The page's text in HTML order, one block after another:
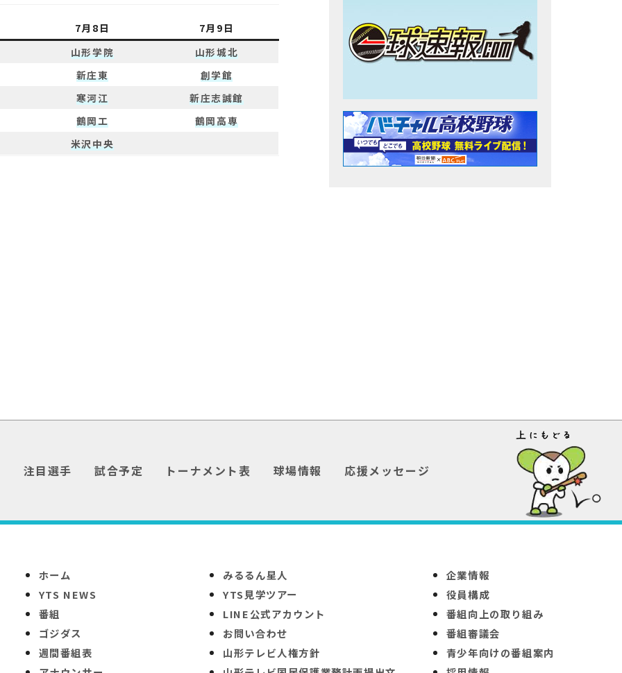
7月8日
7月9日
山形学院
山形城北
新庄東
創学館
寒河江
新庄志誠館
鶴岡工
鶴岡高専
米沢中央
注目選手 試合予定 トーナメント表 球場情報 応援メッセージ
ホーム
YTS NEWS
番組
ゴジダス
週間番組表
みるるん星人
YTS見学ツアー
LINE公式アカウント
お問い合わせ
山形テレビ人権方針
企業情報
役員構成
番組向上の取り組み
番組審議会
青少年向けの番組案内